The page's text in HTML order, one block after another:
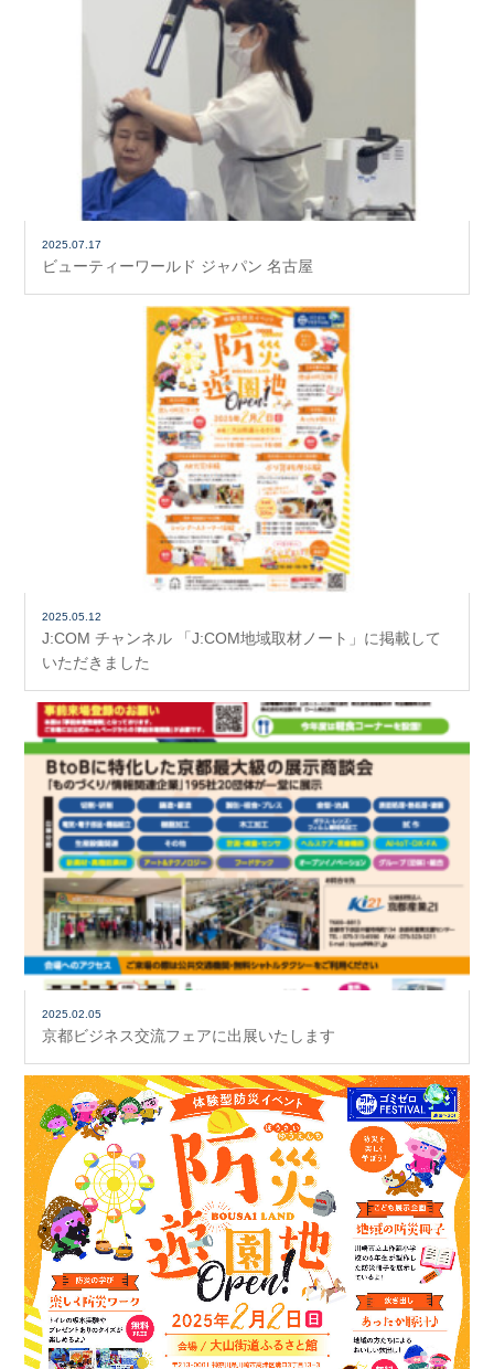
2025.07.17
ビューティーワールド ジャパン 名古屋
2025.05.12
J:COM チャンネル 「J:COM地域取材ノート」に掲載して
いただきました
2025.02.05
京都ビジネス交流フェアに出展いたします